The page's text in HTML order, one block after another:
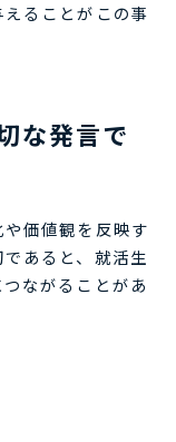
ることがこの事
な発言で
価値観を反映す
あると、就活生
ながることがあ